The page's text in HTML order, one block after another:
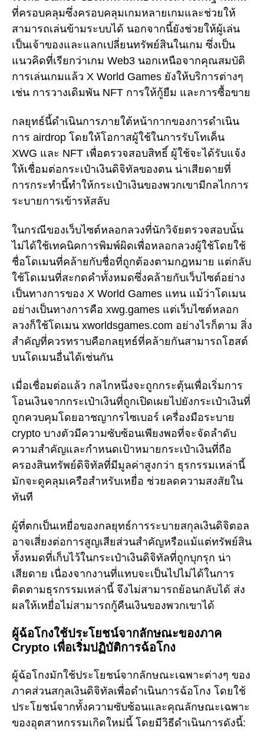
ที่ครอบคลุมซึ่งครอบคลุมเกมหลายเกมและช่วยให้
สามารถเล่นข้ามระบบได้ นอกจากนี้ยังช่วยให้ผู้เล่น
เป็นเจ้าของและแลกเปลี่ยนทรัพย์สินในเกม ซึ่งเป็น
แนวคิดที่เรียกว่าเกม Web3 นอกเหนือจากคุณสมบัติ
การเล่นเกมแล้ว X World Games ยังให้บริการต่างๆ
เช่น การวางเดิมพัน NFT การให้กู้ยืม และการซื้อขาย
กลยุทธ์นี้ดำเนินการภายใต้หน้ากากของการดำเนิน
การ airdrop โดยให้โอกาสผู้ใช้ในการรับโทเค็น
XWG และ NFT เพื่อตรวจสอบสิทธิ์ ผู้ใช้จะได้รับแจ้ง
ให้เชื่อมต่อกระเป๋าเงินดิจิทัลของตน น่าเสียดายที่
การกระทำนี้ทำให้กระเป๋าเงินของพวกเขามีกลไกการ
ระบายการเข้ารหัสลับ
ในกรณีของเว็บไซต์หลอกลวงที่นักวิจัยตรวจสอบนั้น
ไม่ได้ใช้เทคนิคการพิมพ์ผิดเพื่อหลอกลวงผู้ใช้โดยใช้
ชื่อโดเมนที่คล้ายกับชื่อที่ถูกต้องตามกฎหมาย แต่กลับ
ใช้โดเมนที่สะกดคำทั้งหมดซึ่งคล้ายกับเว็บไซต์อย่าง
เป็นทางการของ X World Games แทน แม้ว่าโดเมน
อย่างเป็นทางการคือ xwg.games แต่เว็บไซต์หลอก
ลวงก็ใช้โดเมน xworldsgames.com อย่างไรก็ตาม สิ่ง
สำคัญที่ควรทราบคือกลยุทธ์ที่คล้ายกันสามารถโฮสต์
บนโดเมนอื่นได้เช่นกัน
เมื่อเชื่อมต่อแล้ว กลไกหนึ่งจะถูกกระตุ้นเพื่อเริ่มการ
โอนเงินจากกระเป๋าเงินที่ถูกเปิดเผยไปยังกระเป๋าเงินที่
ถูกควบคุมโดยอาชญากรไซเบอร์ เครื่องมือระบาย
crypto บางตัวมีความซับซ้อนเพียงพอที่จะจัดลำดับ
ความสำคัญและกำหนดเป้าหมายกระเป๋าเงินที่ถือ
ครองสินทรัพย์ดิจิทัลที่มีมูลค่าสูงกว่า ธุรกรรมเหล่านี้
มักจะดูคลุมเครือสำหรับเหยื่อ ช่วยลดความสงสัยใน
ทันที
ผู้ที่ตกเป็นเหยื่อของกลยุทธ์การระบายสกุลเงินดิจิตอล
อาจเสี่ยงต่อการสูญเสียส่วนสำคัญหรือแม้แต่ทรัพย์สิน
ทั้งหมดที่เก็บไว้ในกระเป๋าเงินดิจิทัลที่ถูกบุกรุก น่า
เสียดาย เนื่องจากงานที่แทบจะเป็นไปไม่ได้ในการ
ติดตามธุรกรรมเหล่านี้ จึงไม่สามารถย้อนกลับได้ ส่ง
ผลให้เหยื่อไม่สามารถกู้คืนเงินของพวกเขาได้
ผู้ฉ้อโกงใช้ประโยชน์จากลักษณะของภาค
Crypto เพื่อเริ่มปฏิบัติการฉ้อโกง
ผู้ฉ้อโกงมักใช้ประโยชน์จากลักษณะเฉพาะต่างๆ ของ
ภาคส่วนสกุลเงินดิจิทัลเพื่อดำเนินการฉ้อโกง โดยใช้
ประโยชน์จากทั้งความซับซ้อนและคุณลักษณะเฉพาะ
ของอุตสาหกรรมเกิดใหม่นี้ โดยมีวิธีดำเนินการดังนี้: